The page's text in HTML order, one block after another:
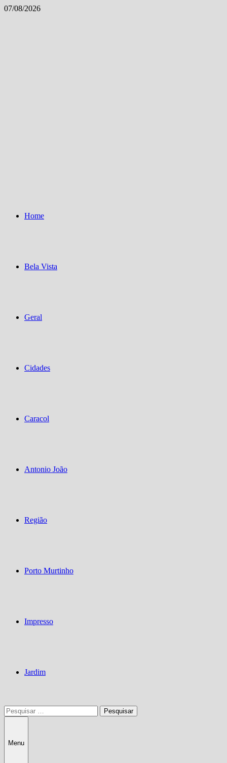
Skip
07/08/2026
Home
Bela Vista
Geral
Cidades
Caracol
Antonio João
Região
Porto Murtinho
Impresso
Jardim
Pesquisar
por:
Menu